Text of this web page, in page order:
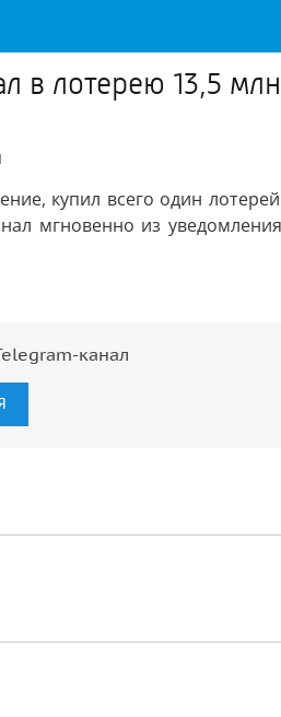
в лотерею 13,5
купил всего один
мгновенно из
канал